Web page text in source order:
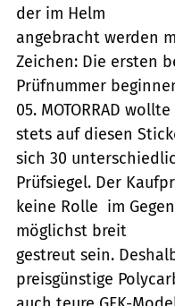
der im Helm
angebracht werden
Zeichen: Die ersten
Prüfnummer
05. MOTORRAD
stets auf diesen
sich 30
Prüfsiegel. Der
keine Rolle  im
möglichst breit
gestreut sein.
preisgünstige